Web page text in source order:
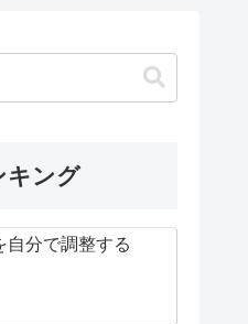
キング
自分で調整する